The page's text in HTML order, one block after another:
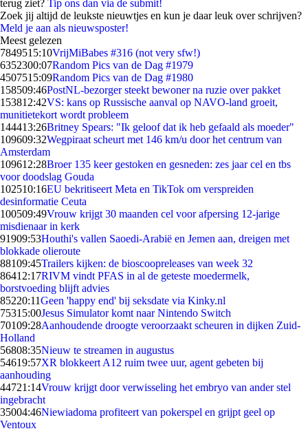
terug ziet? Tip ons dan via de submit!
Zoek jij altijd de leukste nieuwtjes en kun je daar leuk over schrijven?
Meld je aan als nieuwsposter!
Meest gelezen
7849515:10VrijMiBabes #316 (not very sfw!)
6352300:07Random Pics van de Dag #1979
4507515:09Random Pics van de Dag #1980
158509:46PostNL-bezorger steekt bewoner na ruzie over pakket
153812:42VS: kans op Russische aanval op NAVO-land groeit,
munitietekort wordt probleem
144413:26Britney Spears: "Ik geloof dat ik heb gefaald als moeder"
109609:32Wegpiraat scheurt met 146 km/u door het centrum van
Amsterdam
109612:28Broer 135 keer gestoken en gesneden: zes jaar cel en tbs
voor doodslag Gouda
102510:16EU bekritiseert Meta en TikTok om verspreiden
desinformatie Ceuta
100509:49Vrouw krijgt 30 maanden cel voor afpersing 12-jarige
misdienaar in kerk
91909:53Houthi's vallen Saoedi-Arabië en Jemen aan, dreigen met
blokkade olieroute
88109:45Trailers kijken: de bioscoopreleases van week 32
86412:17RIVM vindt PFAS in al de geteste moedermelk,
borstvoeding blijft advies
85220:11Geen 'happy end' bij seksdate via Kinky.nl
75315:00Jesus Simulator komt naar Nintendo Switch
70109:28Aanhoudende droogte veroorzaakt scheuren in dijken Zuid-
Holland
56808:35Nieuw te streamen in augustus
54619:57XR blokkeert A12 ruim twee uur, agent gebeten bij
aanhouding
44721:14Vrouw krijgt door verwisseling het embryo van ander stel
ingebracht
35004:46Niewiadoma profiteert van pokerspel en grijpt geel op
Ventoux